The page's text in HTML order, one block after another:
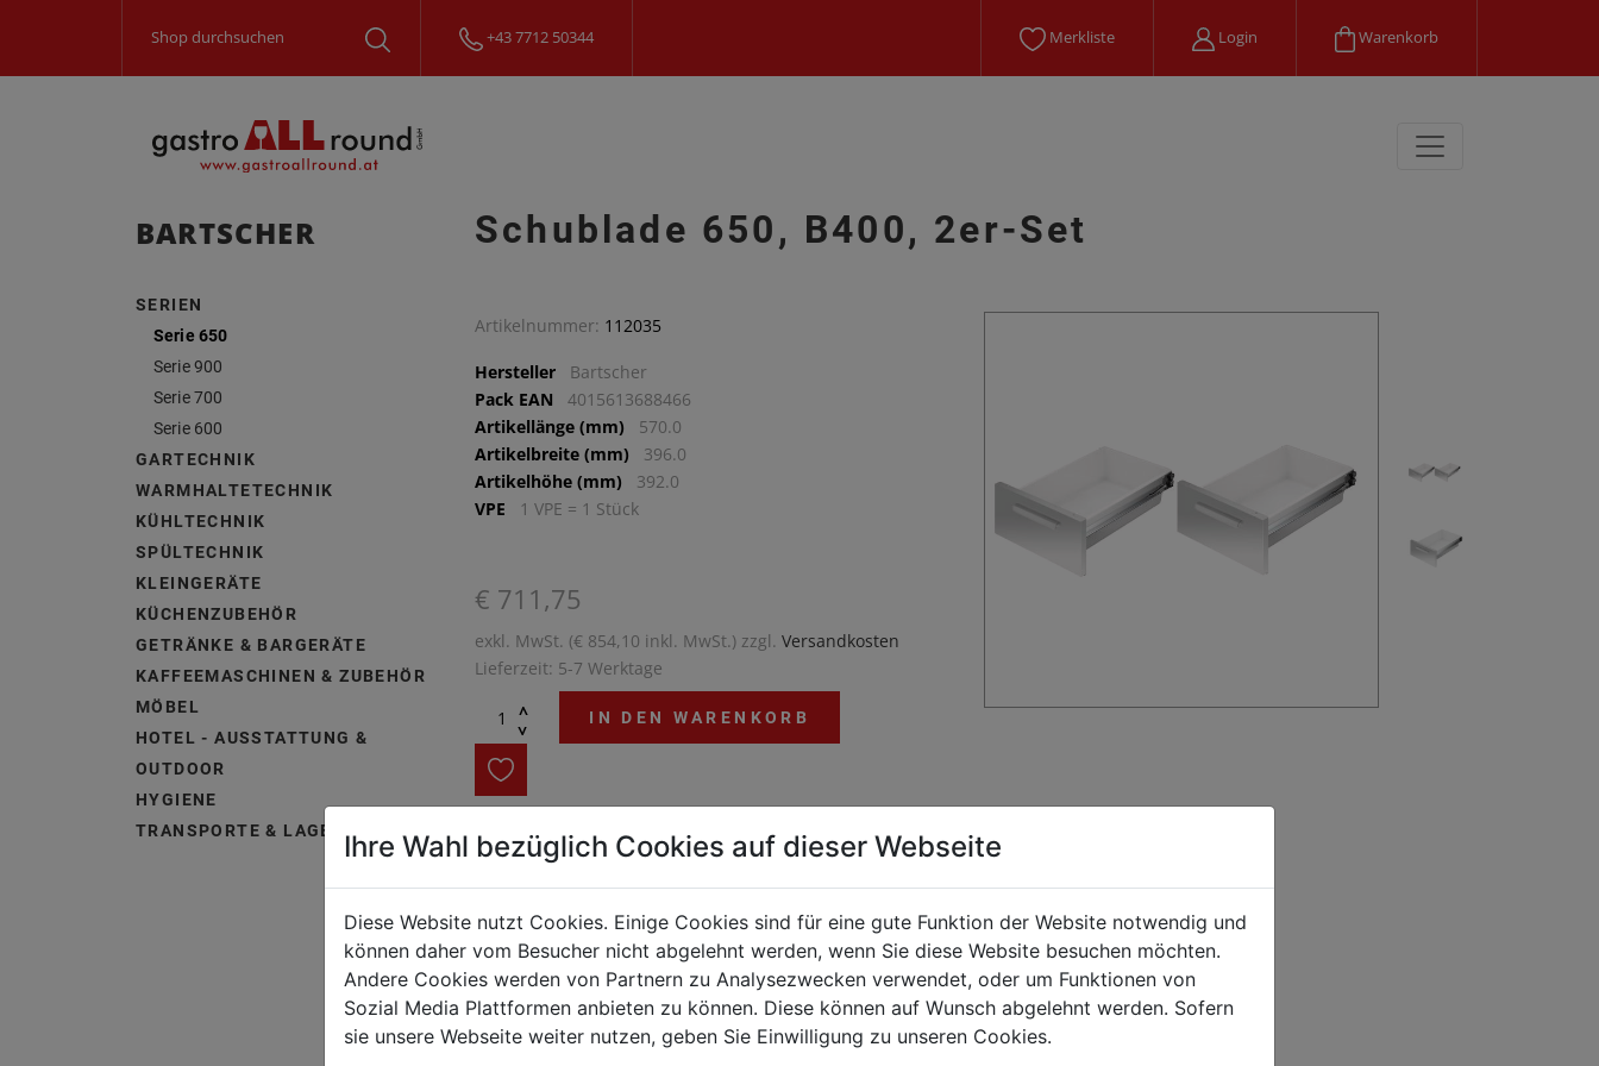
+43 7712 50344 Merkliste Login Warenkorb
BARTSCHER
SERIEN
Serie 650
Serie 900
Serie 700
Serie 600
GARTECHNIK
WARMHALTETECHNIK
KÜHLTECHNIK
SPÜLTECHNIK
KLEINGERÄTE
KÜCHENZUBEHÖR
GETRÄNKE & BARGERÄTE
KAFFEEMASCHINEN & ZUBEHÖR
MÖBEL
HOTEL - AUSSTATTUNG &
OUTDOOR
HYGIENE
TRANSPORTE & LAGERUNG
Schublade 650, B400, 2er-Set
Artikelnummer: 112035
Hersteller
Bartscher
Pack EAN
4015613688466
Artikellänge (mm)
570.0
Artikelbreite (mm)
396.0
Artikelhöhe (mm)
392.0
VPE
1 VPE = 1 Stück
€ 711,75
exkl. MwSt. (€ 854,10 inkl. MwSt.) zzgl. Versandkosten
Lieferzeit: 5-7 Werktage
^
^
IN DEN WARENKORB
Serie 650 - Eine Kochserie für die Profi-Küche. Sie zeichnet
sich aus durch optimale Energieausnutzung,
leistungsstarke Geräte und eine hohe
Reinigungsfreundlichkeit. Durch die Modulbauweise ist sie
leicht kombinierbar und variabel in der Anordnung. Der
Geräteaufbau ist komplett aus Chromnickelstahl 18/10.
Ihre Wahl bezüglich Cookies auf dieser Webseite
Diese Website nutzt Cookies. Einige Cookies sind für eine gute Funktion der Website notwendig und
können daher vom Besucher nicht abgelehnt werden, wenn Sie diese Website besuchen möchten.
Andere Cookies werden von Partnern zu Analysezwecken verwendet, oder um Funktionen von
Sozial Media Plattformen anbieten zu können. Diese können auf Wunsch abgelehnt werden. Sofern
sie unsere Webseite weiter nutzen, geben Sie Einwilligung zu unseren Cookies.